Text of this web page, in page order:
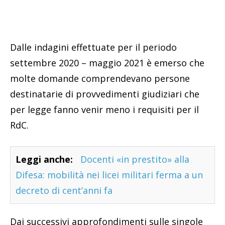
Dalle indagini effettuate per il periodo
settembre 2020 – maggio 2021 è emerso che
molte domande comprendevano persone
destinatarie di provvedimenti giudiziari che
per legge fanno venir meno i requisiti per il
RdC.
Leggi anche:
Docenti «in prestito» alla
Difesa: mobilità nei licei militari ferma a un
decreto di cent’anni fa
Dai successivi approfondimenti sulle singole